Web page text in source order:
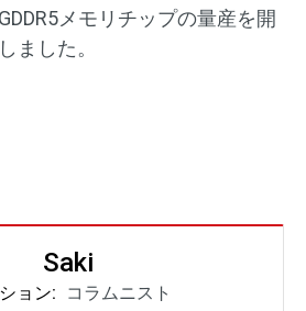
メモリチップの量産を開
ました。
Saki
ョン:
コラムニスト